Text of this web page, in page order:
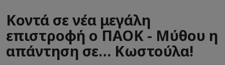
Κοντά σε νέα μεγάλη
επιστροφή ο ΠΑΟΚ - Μύθου η
απάντηση σε… Κωστούλα!